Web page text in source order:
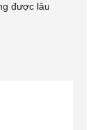
được lâu